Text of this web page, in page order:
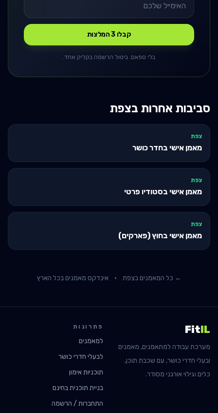
קבלו 3 המלצות
בלי ספאם. ביטול הרשמה בקליק אחד.
סביבות אחרות בצפת
צפת
מאמן אישי בחדר כושר
צפת
מאמן אישי בסטודיו פרטי
צפת
מאמן אישי בחוץ (פארקים)
← כל המאמנים בצפת · אינדקס מאמנים בכל הארץ
FitIL
מערכת עבודה למתאמנים, מאמנים
ובעלי חדרי כושר, עם שכבת תוכן,
כלים וגילוי אורגני מסודר.
פתרונות
למאמנים
לבעלי חדרי כושר
תוכניות אימון
בניית תוכנית בחינם
התחברות / הרשמה